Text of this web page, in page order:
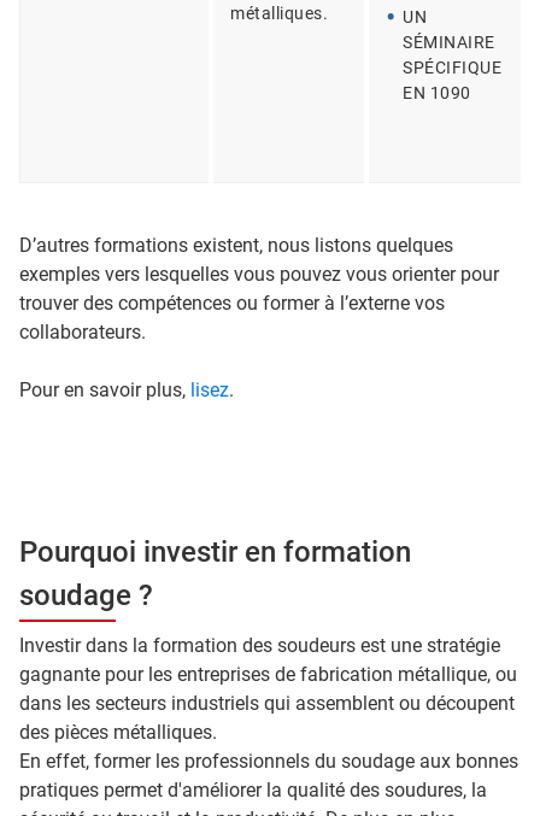
métalliques.
UN
SÉMINAIRE
SPÉCIFIQUE
EN 1090
D’autres formations existent, nous listons quelques
exemples vers lesquelles vous pouvez vous orienter pour
trouver des compétences ou former à l’externe vos
collaborateurs.
Pour en savoir plus, lisez.
Pourquoi investir en formation
soudage ?
Investir dans la formation des soudeurs est une stratégie
gagnante pour les entreprises de fabrication métallique, ou
dans les secteurs industriels qui assemblent ou découpent
des pièces métalliques.
En effet, former les professionnels du soudage aux bonnes
pratiques permet d'améliorer la qualité des soudures, la